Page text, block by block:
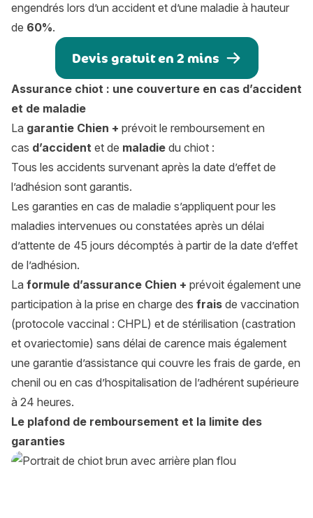
engendrés lors d’un accident et d’une maladie à hauteur
de 60%.
Devis gratuit en 2 mins
Assurance chiot : une couverture en cas d’accident
et de maladie
La garantie Chien + prévoit le remboursement en
cas d’accident et de maladie du chiot :
Tous les accidents survenant après la date d’effet de
l’adhésion sont garantis.
Les garanties en cas de maladie s’appliquent pour les
maladies intervenues ou constatées après un délai
d’attente de 45 jours décomptés à partir de la date d’effet
de l’adhésion.
La formule d’assurance Chien + prévoit également une
participation à la prise en charge des frais de vaccination
(protocole vaccinal : CHPL) et de stérilisation (castration
et ovariectomie) sans délai de carence mais également
une garantie d’assistance qui couvre les frais de garde, en
chenil ou en cas d’hospitalisation de l’adhérent supérieure
à 24 heures.
Le plafond de remboursement et la limite des
garanties